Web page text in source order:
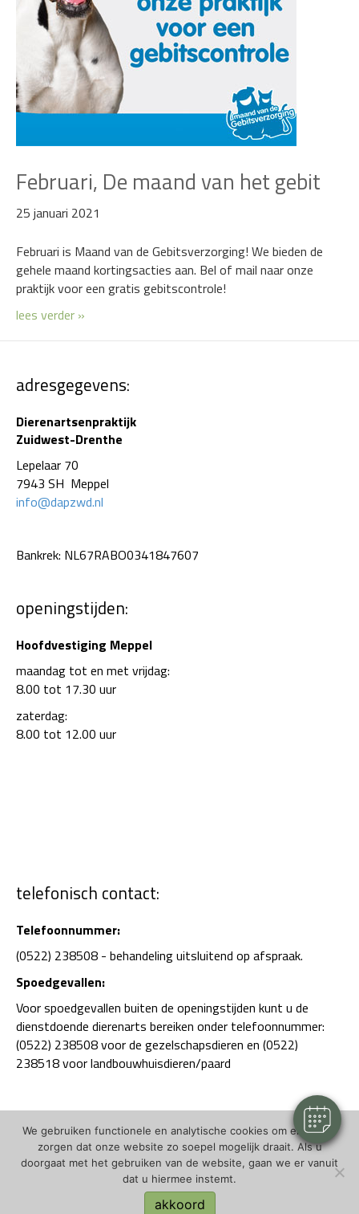
Februari, De maand van het gebit
25 januari 2021
Februari is Maand van de Gebitsverzorging! We bieden de
gehele maand kortingsacties aan. Bel of mail naar onze
praktijk voor een gratis gebitscontrole!
lees verder »
adresgegevens:
Dierenartsenpraktijk
Zuidwest-Drenthe
Lepelaar 70
7943 SH Meppel
info@dapzwd.nl
Bankrek: NL67RABO0341847607
openingstijden:
Hoofdvestiging Meppel
maandag tot en met vrijdag:
8.00 tot 17.30 uur
zaterdag:
8.00 tot 12.00 uur
telefonisch contact:
Telefoonnummer:
(0522) 238508 - behandeling uitsluitend op afspraak.
Spoedgevallen:
Voor spoedgevallen buiten de openingstijden kunt u de
dienstdoende dierenarts bereiken onder telefoonnummer:
(0522) 238508 voor de gezelschapsdieren en (0522)
238518 voor landbouwhuisdieren/paard
(c) Dierenartsenpraktijk Zuidwest-Drenthe - DAPZWD |
We gebruiken functionele en analytische cookies om ervoor te
zorgen dat onze website zo soepel mogelijk draait. Als u
doorgaat met het gebruiken van de website, gaan we er vanuit
dat u hiermee instemt.
akkoord